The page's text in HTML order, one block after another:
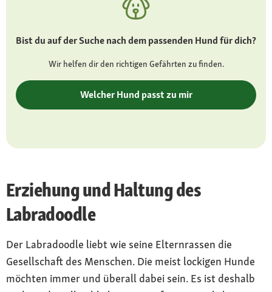
glatt, in vielen Farben wie Beige, Weiß, Braun,
Schwarz oder gescheckt
Besonderheiten
geeignet für Hundeallergiker, wenn mit
Charakter
Pflege
regelmäßiges Bürsten und Scheren je nach
Felltyp
Gesundheit
rassenbedingte Veranlagung für Augen-,
Ellenbogen- oder Hüftgelenkserkrankungen
Bist du auf der Suche nach dem passenden Hund für dich?
Wir helfen dir den richtigen Gefährten zu finden.
Welcher Hund passt zu mir
Erziehung und Haltung des
Labradoodle
Der Labradoodle liebt wie seine Elternrassen die
Gesellschaft des Menschen. Die meist lockigen Hunde
möchten immer und überall dabei sein. Es ist deshalb